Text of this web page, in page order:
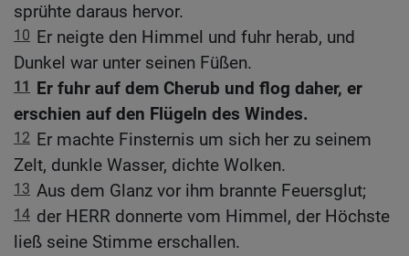
sprühte daraus hervor.
10 Er neigte den Himmel und fuhr herab, und
Dunkel war unter seinen Füßen.
11
Er fuhr auf dem Cherub und flog daher, er
erschien auf den Flügeln des Windes.
12 Er machte Finsternis um sich her zu seinem
Zelt, dunkle Wasser, dichte Wolken.
13 Aus dem Glanz vor ihm brannte Feuersglut;
14 der HERR donnerte vom Himmel, der Höchste
ließ seine Stimme erschallen.